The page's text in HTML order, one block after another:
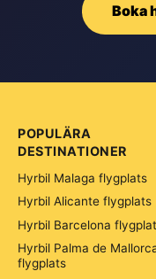
Boka
POPULÄRA
DESTINATIONER
Hyrbil Malaga flygplats
Hyrbil Alicante flygplats
Hyrbil Barcelona
Hyrbil Palma de
flygplats